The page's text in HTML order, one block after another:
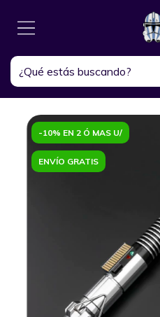
-10% EN 2 Ó MAS U/
ENVÍO GRATIS